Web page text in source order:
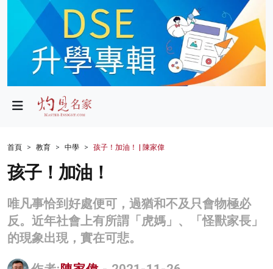
政局
財經
生活
商業
科技
影片
首頁 教育 中學 孩子！加油！ | 陳家偉
孩子！加油！
唯凡事恰到好處便可，過猶和不及只會物極必
反。近年社會上有所謂「虎媽」、「怪獸家長」
的現象出現，實在可悲。